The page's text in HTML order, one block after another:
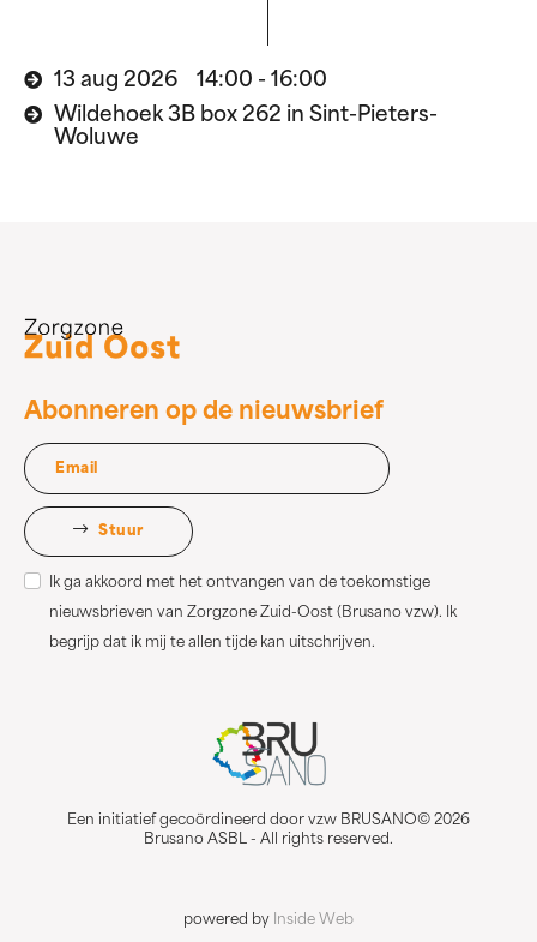
13 aug 2026 14:00 - 16:00
Wildehoek 3B box 262 in Sint-Pieters-
Woluwe
Abonneren op de nieuwsbrief
Stuur
Ik ga akkoord met het ontvangen van de toekomstige
nieuwsbrieven van Zorgzone Zuid-Oost (Brusano vzw). Ik
begrijp dat ik mij te allen tijde kan uitschrijven.
Een initiatief gecoördineerd door vzw BRUSANO© 2026
Brusano ASBL - All rights reserved.
powered by Inside Web